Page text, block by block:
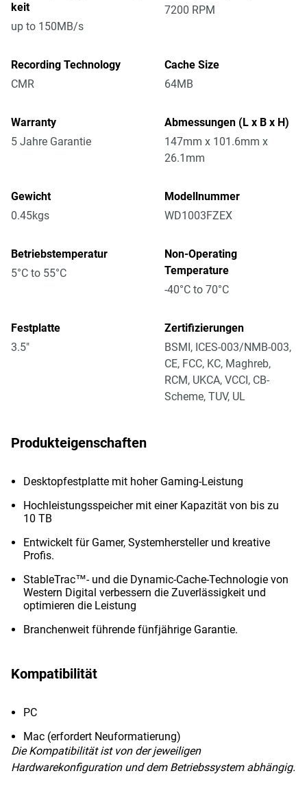
keit
up to 150MB/s
7200 RPM
Recording Technology
CMR
Cache Size
64MB
Warranty
5 Jahre Garantie
Abmessungen (L x B x H)
147mm x 101.6mm x
26.1mm
Gewicht
0.45kgs
Modellnummer
WD1003FZEX
Betriebstemperatur
5°C to 55°C
Non-Operating
Temperature
-40°C to 70°C
Festplatte
3.5"
Zertifizierungen
BSMI, ICES-003/NMB-003,
CE, FCC, KC, Maghreb,
RCM, UKCA, VCCI, CB-
Scheme, TUV, UL
Produkteigenschaften
Desktopfestplatte mit hoher Gaming-Leistung
Hochleistungsspeicher mit einer Kapazität von bis zu
10 TB
Entwickelt für Gamer, Systemhersteller und kreative
Profis.
StableTrac™- und die Dynamic-Cache-Technologie von
Western Digital verbessern die Zuverlässigkeit und
optimieren die Leistung
Branchenweit führende fünfjährige Garantie.
Kompatibilität
PC
Mac (erfordert Neuformatierung)
Die Kompatibilität ist von der jeweiligen
Hardwarekonfiguration und dem Betriebssystem abhängig.